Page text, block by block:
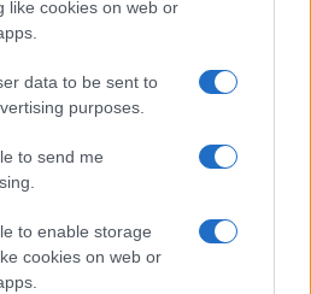
like cookies on web or
data to be sent to
purposes.
to send me
to enable storage
cookies on web or
ha visto le forze
recupero del corpo del
a Gaza dal 2014.
imboscata di Hamas
più di dieci anni fa.
dichiariamo il